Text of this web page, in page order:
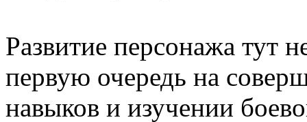
Развитие персонажа тут
первую очередь на
навыков и изучении